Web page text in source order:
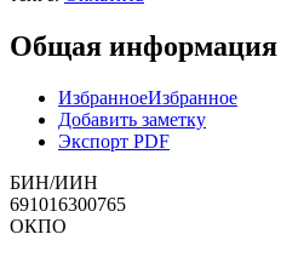
Общая информация
ИзбранноеИзбранное
Добавить заметку
Экспорт PDF
БИН/ИИН
691016300765
ОКПО